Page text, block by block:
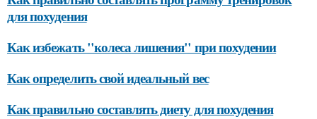
для похудения
Как избежать "колеса лишения" при похудении
Как определить свой идеальный вес
Как правильно составлять диету для похудения